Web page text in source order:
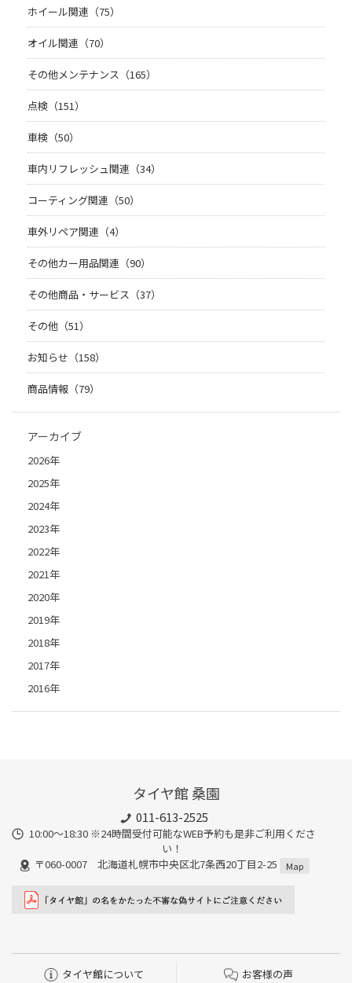
ホイール関連（75）
オイル関連（70）
その他メンテナンス（165）
点検（151）
車検（50）
車内リフレッシュ関連（34）
コーティング関連（50）
車外リペア関連（4）
その他カー用品関連（90）
その他商品・サービス（37）
その他（51）
お知らせ（158）
商品情報（79）
アーカイブ
2026年
2025年
2024年
2023年
2022年
2021年
2020年
2019年
2018年
2017年
2016年
タイヤ館 桑園
011-613-2525
10:00～18:30 ※24時間受付可能なWEB予約も是非ご利用くださ
い！
〒060-0007 北海道札幌市中央区北7条西20丁目2-25
Map
タイヤ館について お客様の声